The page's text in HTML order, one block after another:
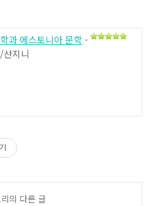
과 에스토니아 문학-
산지니
의 다른 글